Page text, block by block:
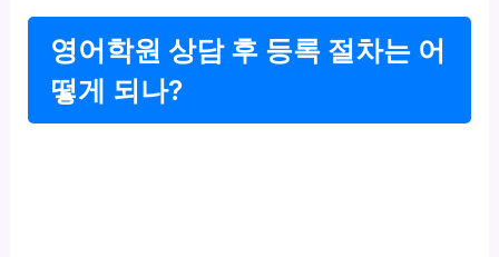
영어학원 상담 후 등록 절차는 어
떻게 되나?